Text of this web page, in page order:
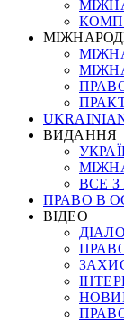
ВИДАННЯ
ВСЕ З
ПРАВО В
ВІДЕО